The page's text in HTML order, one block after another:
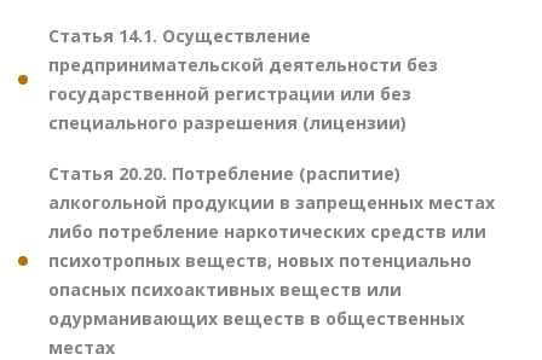
Статья 14.1. Осуществление
предпринимательской деятельности без
государственной регистрации или без
специального разрешения (лицензии)
Статья 20.20. Потребление (распитие)
алкогольной продукции в запрещенных местах
либо потребление наркотических средств или
психотропных веществ, новых потенциально
опасных психоактивных веществ или
одурманивающих веществ в общественных
местах